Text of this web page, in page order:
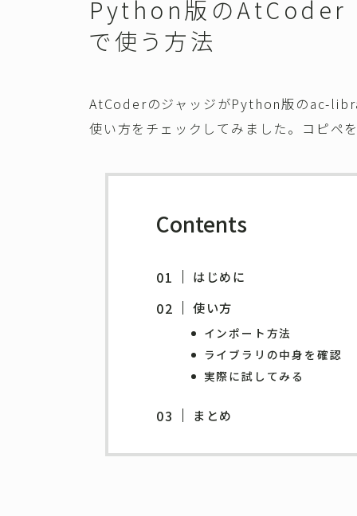
Python版の
で使う方法
AtCoderのジャッジがPython版のac-
使い方をチェックしてみました。コピペ
Contents
はじめに
使い方
インポート方法
ライブラリの中身を確認
実際に試してみる
まとめ